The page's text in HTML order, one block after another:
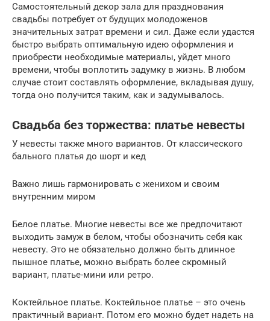
Самостоятельный декор зала для празднования
свадьбы потребует от будущих молодоженов
значительных затрат времени и сил. Даже если удастся
быстро выбрать оптимальную идею оформления и
приобрести необходимые материалы, уйдет много
времени, чтобы воплотить задумку в жизнь. В любом
случае стоит составлять оформление, вкладывая душу,
тогда оно получится таким, как и задумывалось.
Свадьба без торжества: платье невесты
У невесты также много вариантов. От классического
бального платья до шорт и кед
Важно лишь гармонировать с женихом и своим
внутренним миром
Белое платье. Многие невесты все же предпочитают
выходить замуж в белом, чтобы обозначить себя как
невесту. Это не обязательно должно быть длинное
пышное платье, можно выбрать более скромный
вариант, платье-мини или ретро.
Коктейльное платье. Коктейльное платье – это очень
практичный вариант. Потом его можно будет надеть на